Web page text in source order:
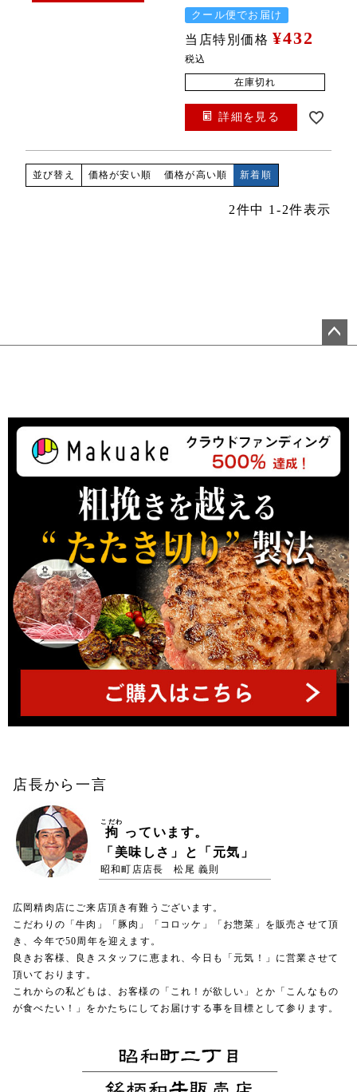
クール便でお届け
当店特別価格 ¥432
税込
在庫切れ
詳細を見る
並び替え 価格が安い順 価格が高い順 新着順
2件中 1 -2件表示
ト
ッ
へ
店長から一言
拘
こだわ
っています。
「美味しさ」と「元気」
昭和町店店長 松尾 義則
広岡精肉店にご来店頂き有難うございます。
こだわりの「牛肉」「豚肉」「コロッケ」「お惣菜」を販売させて頂
き、今年で50周年を迎えます。
良きお客様、良きスタッフに恵まれ、今日も「元気！」に営業させて
頂いております。
これからの私どもは、お客様の「これ！が欲しい」とか「こんなもの
が食べたい！」をかたちにしてお届けする事を目標として参ります。